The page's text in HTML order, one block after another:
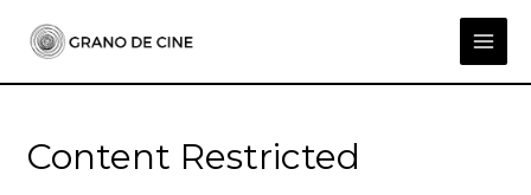
contenido
Content Restricted